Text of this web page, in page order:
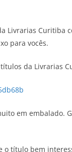
Livrarias Curitiba
para vocês.
da Livrarias
em embalado.
o título bem